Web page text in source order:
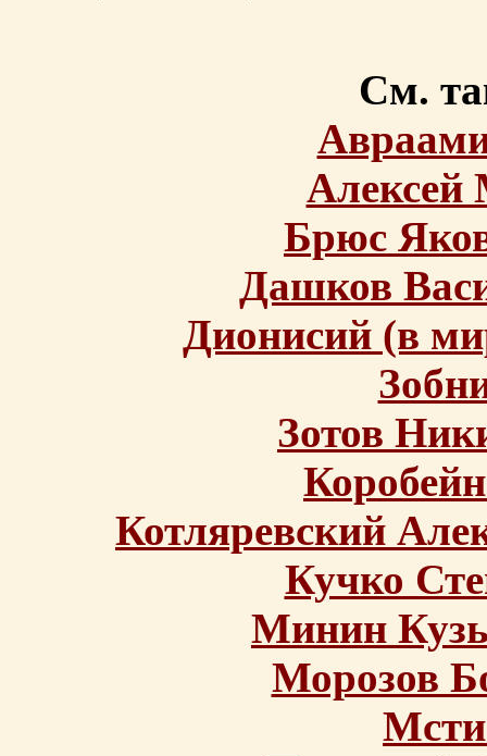
См.
Алексей
Брюс
Дашков
Дионисий (в
Зотов
Котляревский
Кучко
Минин
Морозов